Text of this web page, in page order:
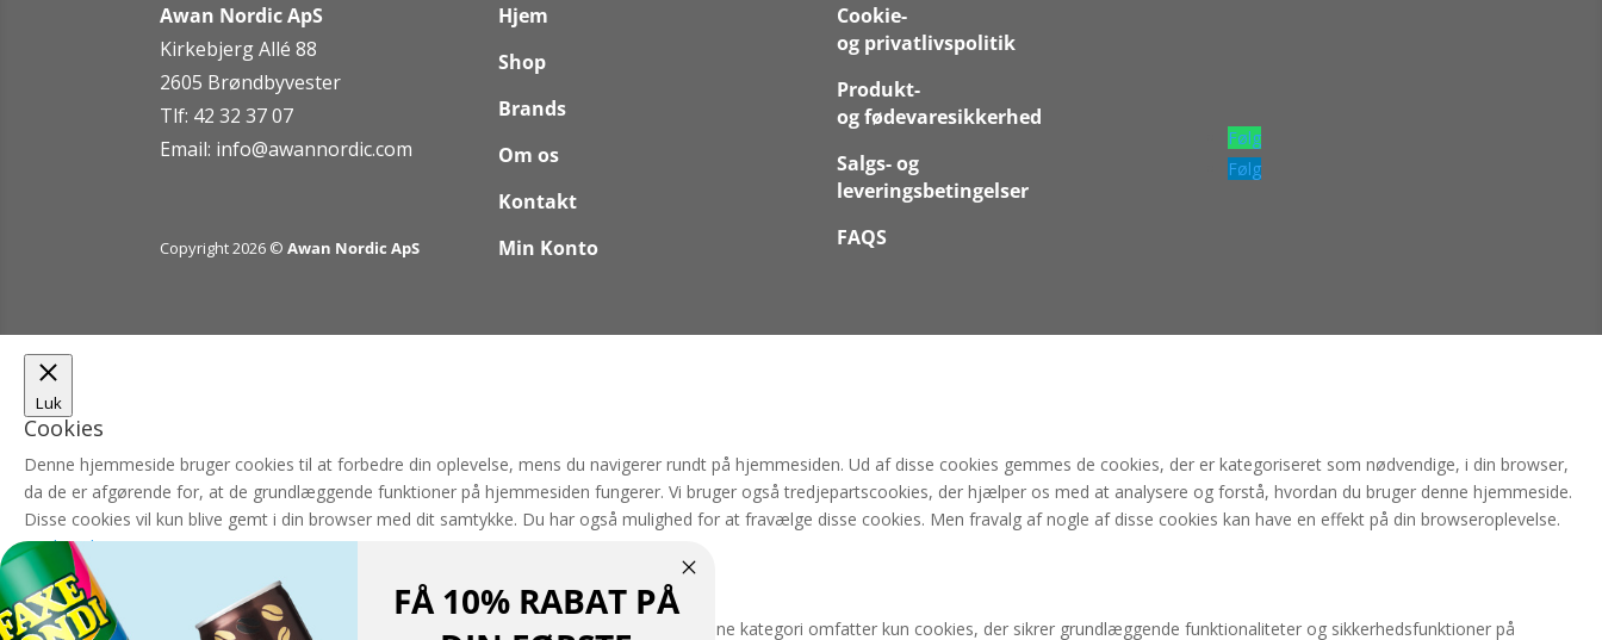
Awan Nordic ApS
Kirkebjerg Allé 88
2605 Brøndbyvester
Tlf: 42 32 37 07
Email: info@awannordic.com
Copyright 2026 ©Awan Nordic ApS
Hjem
Shop
Brands
Om os
Kontakt
Min Konto
Cookie-
og privatlivspolitik
Produkt-
og fødevaresikkerhed
Salgs- og
leveringsbetingelser
FAQS
Følg
Følg
Luk
Cookies
Denne hjemmeside bruger cookies til at forbedre din oplevelse, mens du navigerer rundt på hjemmesiden. Ud af disse cookies gemmes de cookies, der er kategoriseret som nødvendige, i din browser,
da de er afgørende for, at de grundlæggende funktioner på hjemmesiden fungerer. Vi bruger også tredjepartscookies, der hjælper os med at analysere og forstå, hvordan du bruger denne hjemmeside.
Disse cookies vil kun blive gemt i din browser med dit samtykke. Du har også mulighed for at fravælge disse cookies. Men fravalg af nogle af disse cookies kan have en effekt på din browseroplevelse.
Nødvendigt
Nødvendigt
Altid aktiveret
Nødvendige cookies er absolut nødvendige for, at hjemmesiden kan fungere korrekt. Denne kategori omfatter kun cookies, der sikrer grundlæggende funktionaliteter og sikkerhedsfunktioner på
FÅ 10% RABAT PÅ